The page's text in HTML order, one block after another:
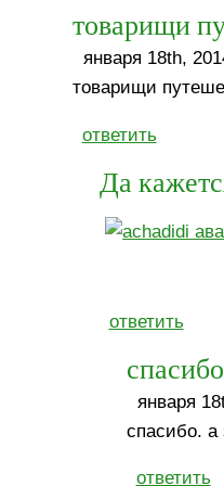
товарищи
января 18th,
товарищи
ответить
Да
ответить
января
спасибо. а
ответить